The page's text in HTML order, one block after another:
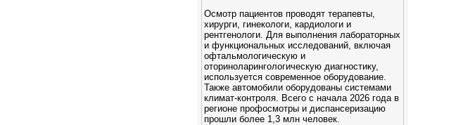
Осмотр пациентов проводят терапевты,
хирурги, гинекологи, кардиологи и
рентгенологи. Для выполнения лабораторных
и функциональных исследований, включая
офтальмологическую и
оториноларингологическую диагностику,
используется современное оборудование.
Также автомобили оборудованы системами
климат-контроля. Всего с начала 2026 года в
регионе профосмотры и диспансеризацию
прошли более 1,3 млн человек.